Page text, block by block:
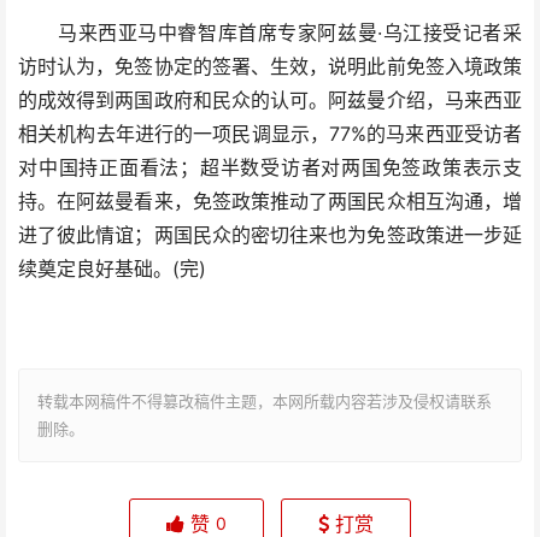
马来西亚马中睿智库首席专家阿兹曼·乌江接受记者采
访时认为，免签协定的签署、生效，说明此前免签入境政策
的成效得到两国政府和民众的认可。阿兹曼介绍，马来西亚
相关机构去年进行的一项民调显示，77%的马来西亚受访者
对中国持正面看法；超半数受访者对两国免签政策表示支
持。在阿兹曼看来，免签政策推动了两国民众相互沟通，增
进了彼此情谊；两国民众的密切往来也为免签政策进一步延
续奠定良好基础。(完)
转载本网稿件不得篡改稿件主题，本网所载内容若涉及侵权请联系
删除。
赞 0 打赏